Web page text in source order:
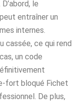
le
entraîner un
internes.
cassée, ce qui rend
un code
fort bloqué Fichet
De plus,